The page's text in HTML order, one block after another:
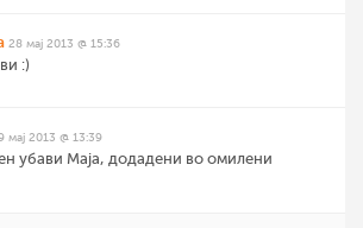
28 мај 2013 @ 15:36
:)
мај 2013 @ 13:39
убави Маја, додадени во омилени